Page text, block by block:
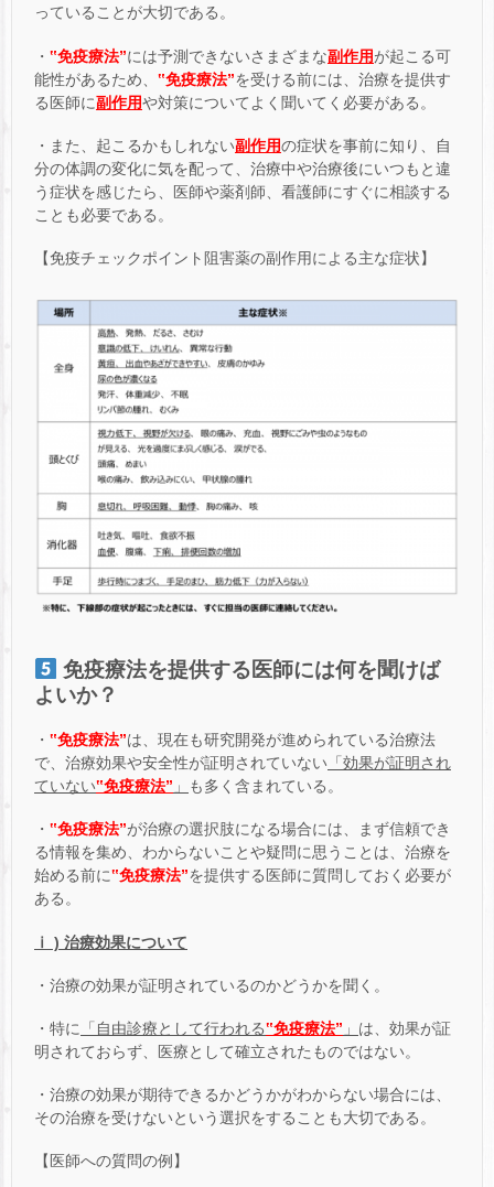
っていることが大切である。
・ ‟免疫療法”には予測できないさまざまな副作用が起こる可
能性があるため、 ‟免疫療法”を受ける前には、治療を提供す
る医師に副作用や対策についてよく聞いてく必要がある。
・また、起こるかもしれない副作用の症状を事前に知り、自
分の体調の変化に気を配って、治療中や治療後にいつもと違
う症状を感じたら、医師や薬剤師、看護師にすぐに相談する
ことも必要である。
【免疫チェックポイント阻害薬の副作用による主な症状】
免疫療法を提供する医師には何を聞けば
よいか？
・ ‟免疫療法”は、現在も研究開発が進められている治療法
で、治療効果や安全性が証明されていない 「効果が証明され
ていない‟免疫療法” 」 も多く含まれている。
・ ‟免疫療法”が治療の選択肢になる場合には、まず信頼でき
る情報を集め、わからないことや疑問に思うことは、治療を
始める前に‟免疫療法”を提供する医師に質問しておく必要が
ある。
ⅰ ) 治療効果について
・治療の効果が証明されているのかどうかを聞く。
・特に 「自由診療として行われる‟免疫療法” 」 は、効果が証
明されておらず、医療として確立されたものではない。
・治療の効果が期待できるかどうかがわからない場合には、
その治療を受けないという選択をすることも大切である。
【医師への質問の例】